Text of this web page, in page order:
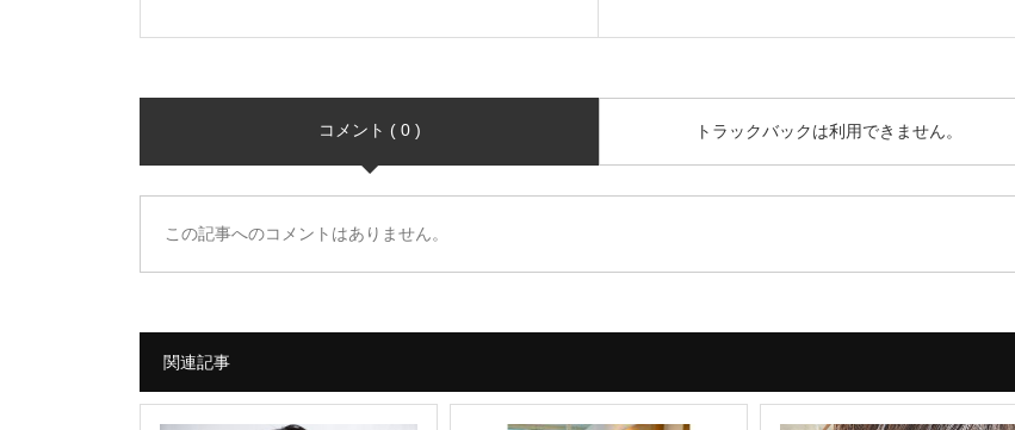
コメント ( 0 ) トラックバックは利用できません。
この記事へのコメントはありません。
関連記事